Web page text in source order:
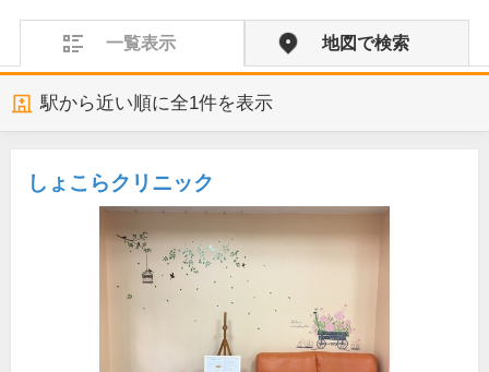
一覧表示 地図で検索
駅から近い順に全1件を表示
しょこらクリニック